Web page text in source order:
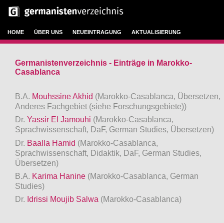
HOME ÜBER UNS NEUEINTRAGUNG AKTUALISIERUNG
Germanistenverzeichnis - Einträge in Marokko-
Casablanca
B.A. Mouhssine Akhid (Marokko-Casablanca, Übersetzen,
Anderes Fachgebiet (siehe Forschungsgebiete))
Dr. Yassir El Jamouhi (Marokko-Casablanca,
Sprachwissenschaft, DaF, German Studies, Übersetzen)
Dr. Baalla Hamid (Marokko-Casablanca,
Sprachwissenschaft, Didaktik, DaF, German Studies,
Übersetzen)
B.A. Karima Hanine (Marokko-Casablanca, German
Studies)
Dr. Idrissi Moujib Salwa (Marokko-Casablanca)